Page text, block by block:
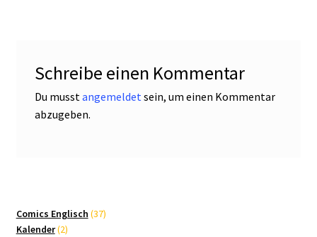
Schreibe einen Kommentar
Du musst angemeldet sein, um einen Kommentar
abzugeben.
Comics Englisch 3737
Kalender 22